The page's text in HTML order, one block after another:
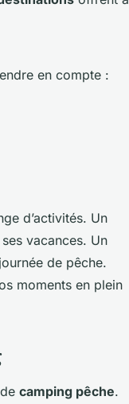
en compte :
d’activités. Un
vacances. Un
de pêche.
moments en plein
camping pêche.